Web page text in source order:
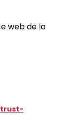
web de la